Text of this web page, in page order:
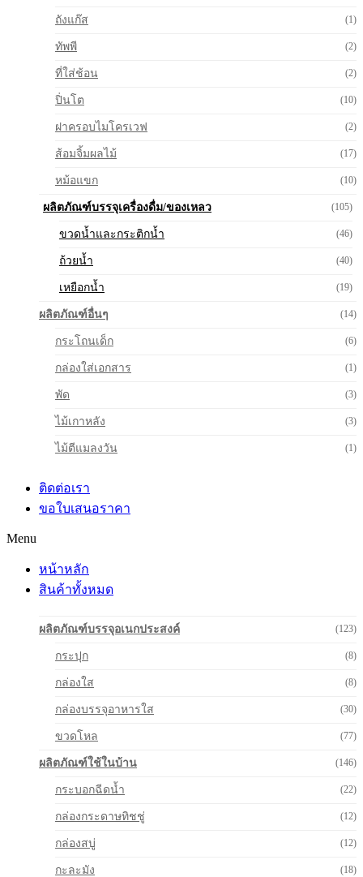
ถังแก๊ส (1)
ทัพพี (2)
ที่ใส่ช้อน (2)
ปิ่นโต (10)
ฝาครอบไมโครเวฟ (2)
ส้อมจิ้มผลไม้ (17)
หม้อแขก (10)
ผลิตภัณฑ์บรรจุเครื่องดื่ม/ของเหลว (105)
ขวดน้ำและกระติกน้ำ (46)
ถ้วยน้ำ (40)
เหยือกน้ำ (19)
ผลิตภัณฑ์อื่นๆ (14)
กระโถนเด็ก (6)
กล่องใส่เอกสาร (1)
พัด (3)
ไม้เกาหลัง (3)
ไม้ตีแมลงวัน (1)
ติดต่อเรา
ขอใบเสนอราคา
Menu
หน้าหลัก
สินค้าทั้งหมด
ผลิตภัณฑ์บรรจุอเนกประสงค์ (123)
กระปุก (8)
กล่องใส (8)
กล่องบรรจุอาหารใส (30)
ขวดโหล (77)
ผลิตภัณฑ์ใช้ในบ้าน (146)
กระบอกฉีดน้ำ (22)
กล่องกระดาษทิชชู่ (12)
กล่องสบู่ (12)
กะละมัง (18)